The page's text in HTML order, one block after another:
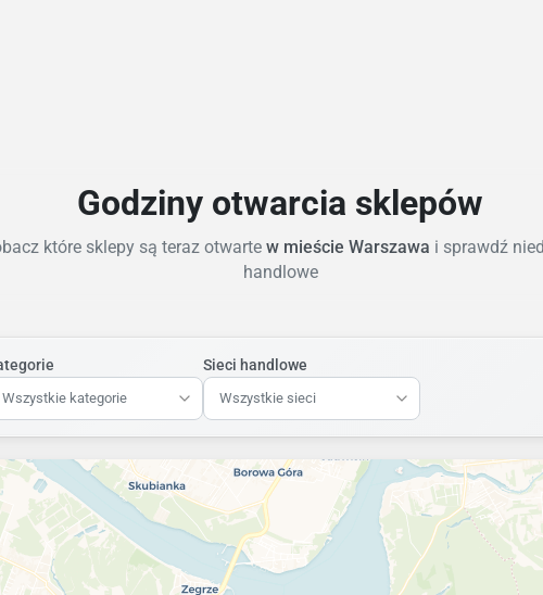
Godziny otwarcia sklepów
które sklepy są teraz otwartew mieście Warszawa i sprawdź
handlowe
Wszystkie kategorie
Sieci handlowe
Wszystkie sieci